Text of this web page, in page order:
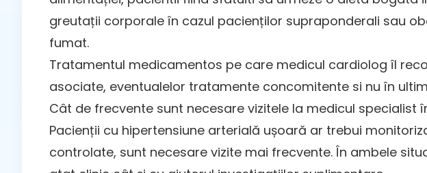
greutații corporale în cazul pacienților supraponderali sau
fumat.
Tratamentul medicamentos pe care medicul cardiolog îl
asociate, eventualelor tratamente concomitente si nu în
Cât de frecvente sunt necesare vizitele la medicul specialist
Pacienții cu hipertensiune arterială ușoară ar trebui
controlate, sunt necesare vizite mai frecvente. În ambele